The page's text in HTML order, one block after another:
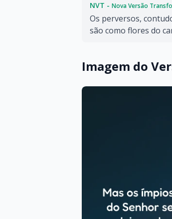
NVT - Nova Versão
Os perversos,
são como flores do
Imagem do